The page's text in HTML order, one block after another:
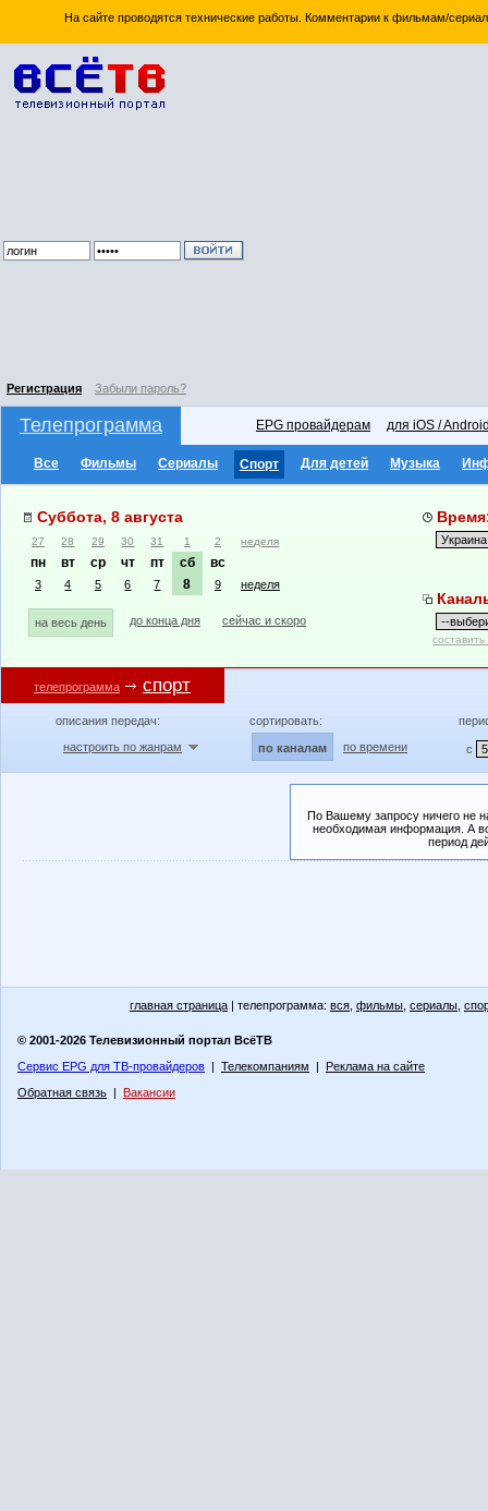
На сайте проводятся технические работы. Комментарии к фильмам/
Регистрация Забыли пароль?
Телепрограмма EPG провайдерам для iOS /
Все Фильмы Сериалы Спорт Для детей Музыка
Суббота, 8 августа
27 28 29 30 31 1 2 неделя
пн вт ср чт пт сб вс
3 4 5 6 7 8 9 неделя
на весь день до конца дня сейчас и скоро
телепрограмма спорт
описания передач:
настроить по жанрам
сортировать:
по каналам по времени с
По Вашему запросу ничего не
необходимая информация. А
период
главная страница | телепрограмма: вся фильмы сериалы
© 2001-2026 Телевизионный портал ВсёТВ
Сервис EPG для ТВ-провайдеров | Телекомпаниям | Реклама на сайте
Обратная связь | Вакансии